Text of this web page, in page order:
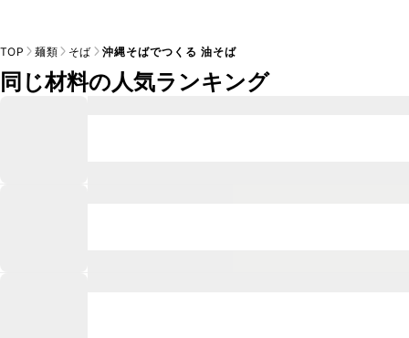
TOP 麺類 そば 沖縄そばでつくる 油そば
同じ材料の人気ランキング